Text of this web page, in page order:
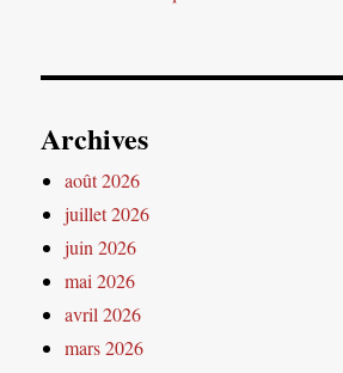
Archives
août 2026
juillet 2026
juin 2026
mai 2026
avril 2026
mars 2026